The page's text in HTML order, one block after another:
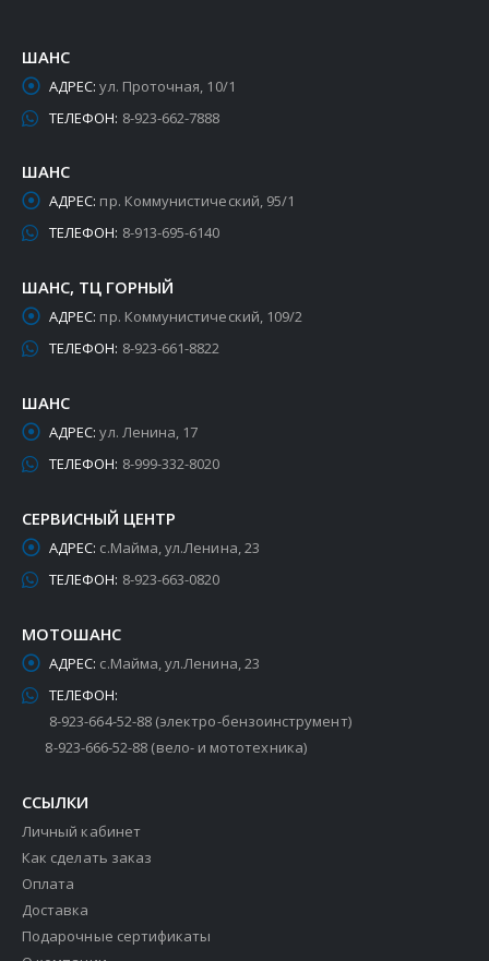
ШАНС
АДРЕС: ул. Проточная, 10/1
ТЕЛЕФОН: 8-923-662-7888
ШАНС
АДРЕС: пр. Коммунистический, 95/1
ТЕЛЕФОН: 8-913-695-6140
ШАНС, ТЦ ГОРНЫЙ
АДРЕС: пр. Коммунистический, 109/2
ТЕЛЕФОН: 8-923-661-8822
ШАНС
АДРЕС: ул. Ленина, 17
ТЕЛЕФОН: 8-999-332-8020
СЕРВИСНЫЙ ЦЕНТР
АДРЕС: с.Майма, ул.Ленина, 23
ТЕЛЕФОН: 8-923-663-0820
МОТОШАНС
АДРЕС: с.Майма, ул.Ленина, 23
ТЕЛЕФОН:
8-923-664-52-88 (электро-бензоинструмент)
8-923-666-52-88 (вело- и мототехника)
ССЫЛКИ
Личный кабинет
Как сделать заказ
Оплата
Доставка
Подарочные сертификаты